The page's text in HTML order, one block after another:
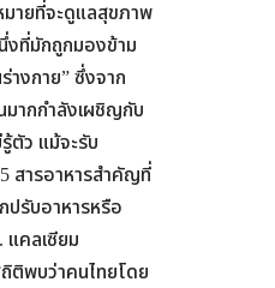
มายที่จะดูแลสุขภาพ
งที่มักถูกมองข้าม
างกาย” ซึ่งจาก
มากกำลังเผชิญกับ
ตัว แม้จะรับ
สารอาหารสำคัญที่
ปรับอาหารหรือ
แคลเซียม
ติพบว่าคนไทยโดย